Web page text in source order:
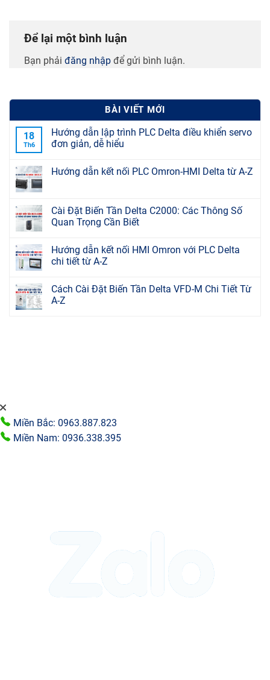
BÀI VIẾT MỚI
18
Th6
Hướng dẫn lập trình PLC Delta điều khiển servo
đơn giản, dễ hiểu
Hướng dẫn kết nối PLC Omron-HMI Delta từ A-Z
Cài Đặt Biến Tần Delta C2000: Các Thông Số
Quan Trọng Cần Biết
Hướng dẫn kết nối HMI Omron với PLC Delta
chi tiết từ A-Z
Cách Cài Đặt Biến Tần Delta VFD-M Chi Tiết Từ
A-Z
Để lại một bình luận
Bạn phải đăng nhập để gửi bình luận.
Miền Bắc: 0963.887.823
Miền Nam: 0936.338.395